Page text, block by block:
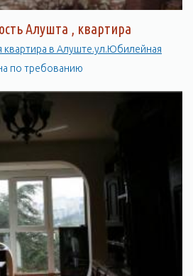
Алушта , квартира
Продам 1-комнатная квартира в Алуште.ул.Юбилейная
по требованию